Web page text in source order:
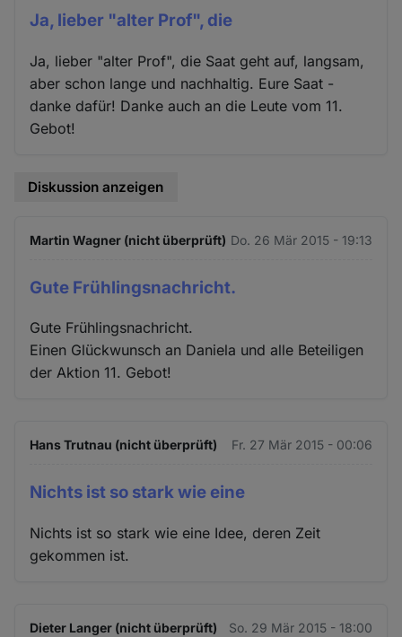
Ja, lieber "alter Prof", die
Ja, lieber "alter Prof", die Saat geht auf, langsam,
aber schon lange und nachhaltig. Eure Saat -
danke dafür! Danke auch an die Leute vom 11.
Gebot!
Diskussion anzeigen
Martin Wagner (nicht überprüft) Do. 26 Mär 2015 - 19:13
Gute Frühlingsnachricht.
Gute Frühlingsnachricht.
Einen Glückwunsch an Daniela und alle Beteiligen
der Aktion 11. Gebot!
Hans Trutnau (nicht überprüft) Fr. 27 Mär 2015 - 00:06
Nichts ist so stark wie eine
Nichts ist so stark wie eine Idee, deren Zeit
gekommen ist.
Dieter Langer (nicht überprüft) So. 29 Mär 2015 - 18:00